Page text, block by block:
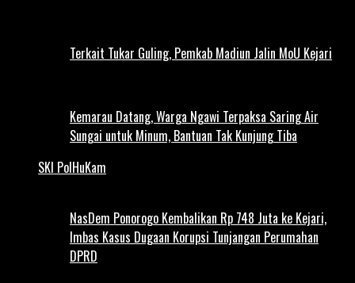
Terkait Tukar Guling, Pemkab Madiun Jalin MoU Kejari
Kemarau Datang, Warga Ngawi Terpaksa Saring Air
Sungai untuk Minum, Bantuan Tak Kunjung Tiba
SKI PolHuKam
NasDem Ponorogo Kembalikan Rp 748 Juta ke Kejari,
Imbas Kasus Dugaan Korupsi Tunjangan Perumahan
DPRD